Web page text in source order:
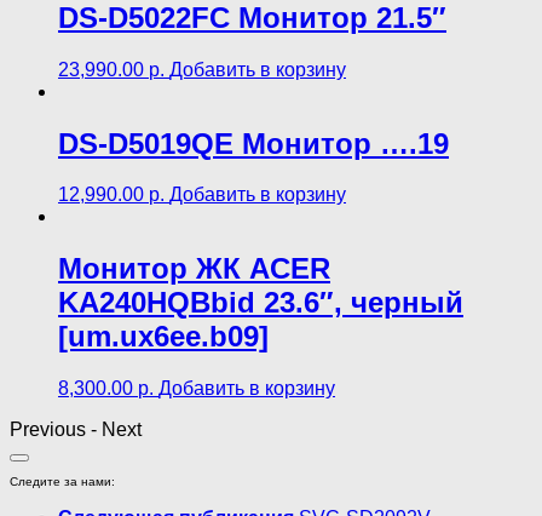
DS-D5022FC Монитор 21.5″
23,990.00 р. Добавить в корзину
DS-D5019QE Монитор ….19
12,990.00 р. Добавить в корзину
Монитор ЖК ACER
KA240HQBbid 23.6″, черный
[um.ux6ee.b09]
8,300.00 р. Добавить в корзину
Previous - Next
Следите за нами: